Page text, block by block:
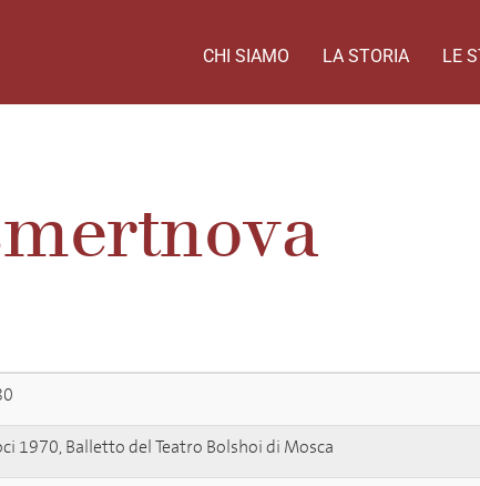
CHI SIAMO LA STORIA LE
1970, Balletto del Teatro Bolshoi di Mosca